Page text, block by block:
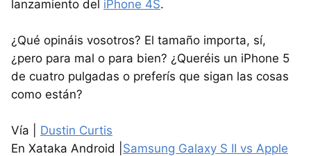
lanzamiento del iPhone 4S.
¿Qué opináis vosotros? El tamaño importa, sí,
¿pero para mal o para bien? ¿Queréis un iPhone 5
de cuatro pulgadas o preferís que sigan las cosas
como están?
Vía | Dustin Curtis
En Xataka Android | Samsung Galaxy S II vs Apple